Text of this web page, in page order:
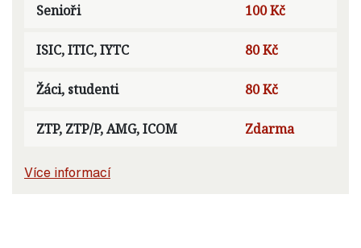
Senioři 100 Kč
ISIC, ITIC, IYTC 80 Kč
Žáci, studenti 80 Kč
ZTP, ZTP/P, AMG, ICOM Zdarma
Více informací